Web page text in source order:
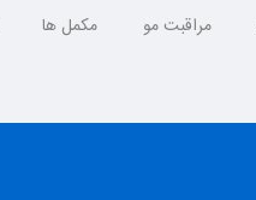
مراقبت مو مکمل ها